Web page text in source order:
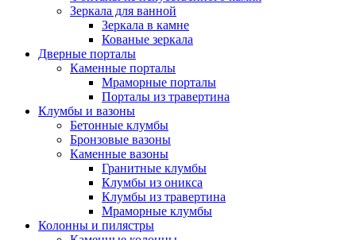
Зеркала для ванной
Зеркала в камне
Кованые зеркала
Дверные порталы
Каменные порталы
Мраморные порталы
Порталы из травертина
Клумбы и вазоны
Бетонные клумбы
Бронзовые вазоны
Каменные вазоны
Гранитные клумбы
Клумбы из оникса
Клумбы из травертина
Мраморные клумбы
Колонны и пилястры